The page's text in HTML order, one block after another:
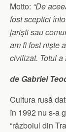
Motto: “De
fost sceptici
ţarişti sau
am fi fost nişte
civilizat. Totul a
de Gabriel
Cultura rusă
în 1992 nu s-a
“războiul din